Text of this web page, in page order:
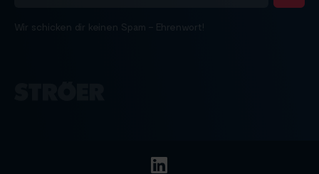
Wir schicken dir keinen Spam – Ehrenwort!